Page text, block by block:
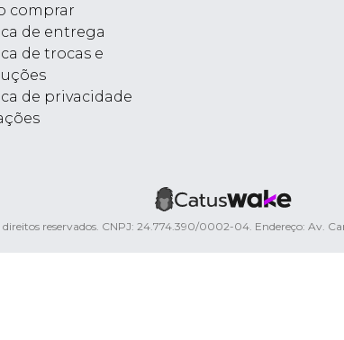
comprar
de entrega
de trocas e
de privacidade
reservados. CNPJ: 24.774.390/0002-04. Endereço: Av.